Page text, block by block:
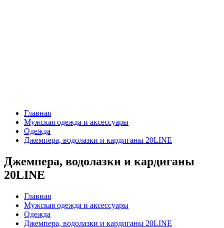
Главная
Мужская одежда и аксессуары
Одежда
Джемпера, водолазки и кардиганы 20LINE
Джемпера, водолазки и кардиганы
20LINE
Главная
Мужская одежда и аксессуары
Одежда
Джемпера, водолазки и кардиганы 20LINE